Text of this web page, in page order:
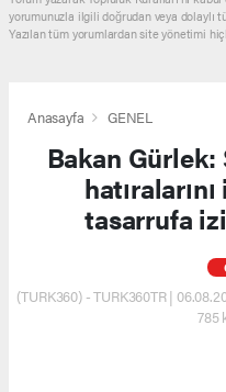
yorumunuzla ilgili doğrudan veya dolaylı
Yazılan tüm yorumlardan site yönetimi
Anasayfa GENEL
Bakan
tasarrufa
(TURK360) - TURK360TR |
785